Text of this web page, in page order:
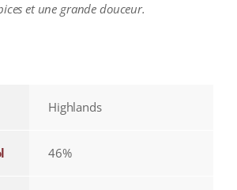
et une grande douceur.
Highlands
46%